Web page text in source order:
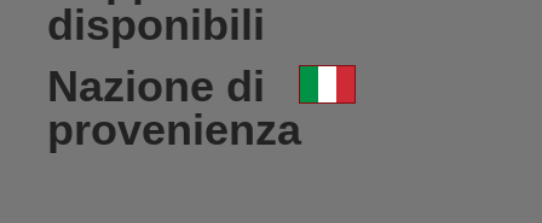
disponibili
Nazione di
provenienza